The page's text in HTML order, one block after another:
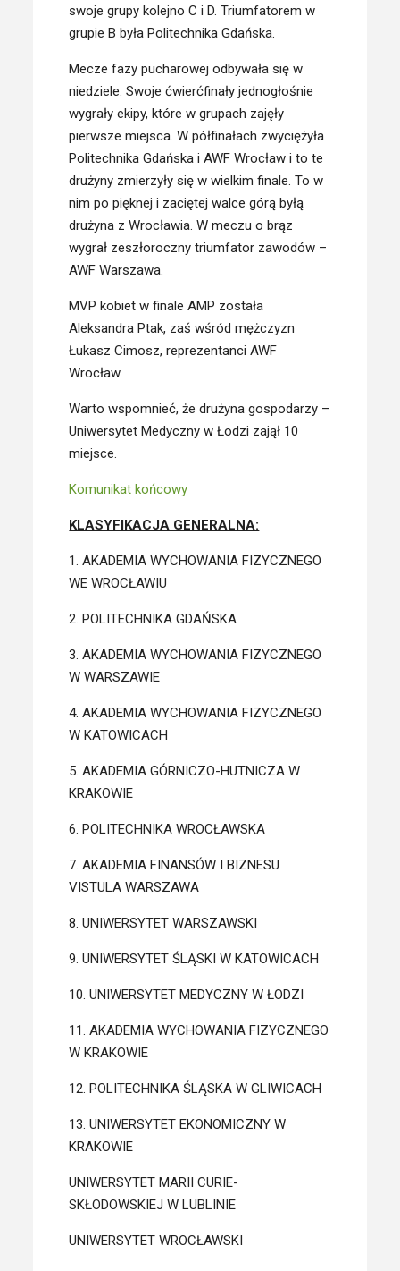
swoje grupy kolejno C i D. Triumfatorem w
grupie B była Politechnika Gdańska.
Mecze fazy pucharowej odbywała się w
niedziele. Swoje ćwierćfinały jednogłośnie
wygrały ekipy, które w grupach zajęły
pierwsze miejsca. W półfinałach zwyciężyła
Politechnika Gdańska i AWF Wrocław i to te
drużyny zmierzyły się w wielkim finale. To w
nim po pięknej i zaciętej walce górą byłą
drużyna z Wrocławia. W meczu o brąz
wygrał zeszłoroczny triumfator zawodów –
AWF Warszawa.
MVP kobiet w finale AMP została
Aleksandra Ptak, zaś wśród mężczyzn
Łukasz Cimosz, reprezentanci AWF
Wrocław.
Warto wspomnieć, że drużyna gospodarzy –
Uniwersytet Medyczny w Łodzi zajął 10
miejsce.
Komunikat końcowy
KLASYFIKACJA GENERALNA:
1. AKADEMIA WYCHOWANIA FIZYCZNEGO
WE WROCŁAWIU
2. POLITECHNIKA GDAŃSKA
3. AKADEMIA WYCHOWANIA FIZYCZNEGO
W WARSZAWIE
4. AKADEMIA WYCHOWANIA FIZYCZNEGO
W KATOWICACH
5. AKADEMIA GÓRNICZO-HUTNICZA W
KRAKOWIE
6. POLITECHNIKA WROCŁAWSKA
7. AKADEMIA FINANSÓW I BIZNESU
VISTULA WARSZAWA
8. UNIWERSYTET WARSZAWSKI
9. UNIWERSYTET ŚLĄSKI W KATOWICACH
10. UNIWERSYTET MEDYCZNY W ŁODZI
11. AKADEMIA WYCHOWANIA FIZYCZNEGO
W KRAKOWIE
12. POLITECHNIKA ŚLĄSKA W GLIWICACH
13. UNIWERSYTET EKONOMICZNY W
KRAKOWIE
UNIWERSYTET MARII CURIE-
SKŁODOWSKIEJ W LUBLINIE
UNIWERSYTET WROCŁAWSKI